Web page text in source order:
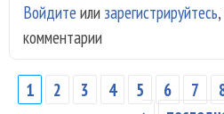
Войдите или зарегистрируйтесь
комментарии
1 2 3 4 5 6 7